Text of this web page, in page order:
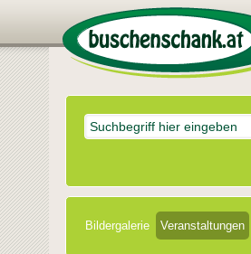
Bildergalerie Veranstaltungen